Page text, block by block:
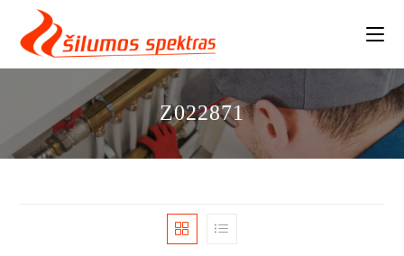
content
Z022871